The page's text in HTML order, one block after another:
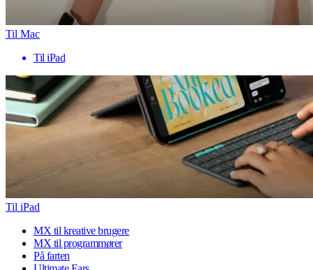
Til Mac
Til iPad
Til iPad
MX til kreative brugere
MX til programmører
På farten